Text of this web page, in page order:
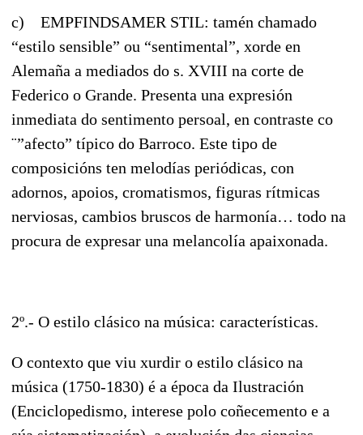
c) EMPFINDSAMER STIL: tamén chamado
“estilo sensible” ou “sentimental”, xorde en
Alemaña a mediados do s. XVIII na corte de
Federico o Grande. Presenta una expresión
inmediata do sentimento persoal, en contraste co
¨”afecto” típico do Barroco. Este tipo de
composicións ten melodías periódicas, con
adornos, apoios, cromatismos, figuras rítmicas
nerviosas, cambios bruscos de harmonía… todo na
procura de expresar una melancolía apaixonada.
2º.- O estilo clásico na música: características.
O contexto que viu xurdir o estilo clásico na
música (1750-1830) é a época da Ilustración
(Enciclopedismo, interese polo coñecemento e a